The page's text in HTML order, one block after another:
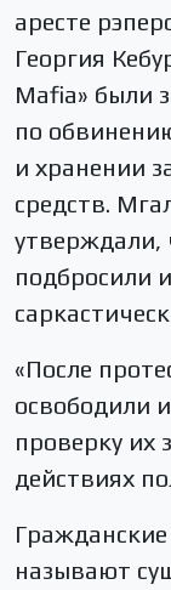
аресте
Георгия
Mafia» были
по
и хранении
средств.
утверждали,
подбросили
«После
освободили
проверку их
действиях
называют